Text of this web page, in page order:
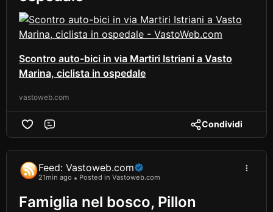
Scontro auto-bici in via Martiri Istriani a Vasto
Marina, ciclista in ospedale
vastoweb.com
Condividi
Feed: Vastoweb.com
21min ago Posted in Vastoweb.com
Famiglia nel bosco, Pillon